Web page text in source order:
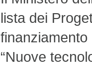
lista dei
“Nuove